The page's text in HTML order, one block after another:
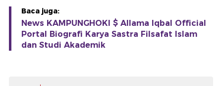
Baca juga:
News KAMPUNGHOKI $ Allama Iqbal Official
Portal Biografi Karya Sastra Filsafat Islam
dan Studi Akademik